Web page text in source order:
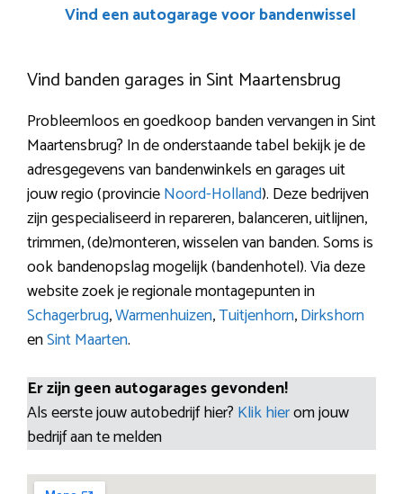
Vind een autogarage voor bandenwissel
Vind banden garages in Sint Maartensbrug
Probleemloos en goedkoop banden vervangen in Sint
Maartensbrug? In de onderstaande tabel bekijk je de
adresgegevens van bandenwinkels en garages uit
jouw regio (provincieNoord-Holland). Deze bedrijven
zijn gespecialiseerd in repareren, balanceren, uitlijnen,
trimmen, (de)monteren, wisselen van banden. Soms is
ook bandenopslag mogelijk (bandenhotel). Via deze
website zoek je regionale montagepunten in
Schagerbrug,Warmenhuizen,Tuitjenhorn,Dirkshorn
enSint Maarten.
Er zijn geen autogarages gevonden!
Als eerste jouw autobedrijf hier? Klik hierom jouw
bedrijf aan te melden